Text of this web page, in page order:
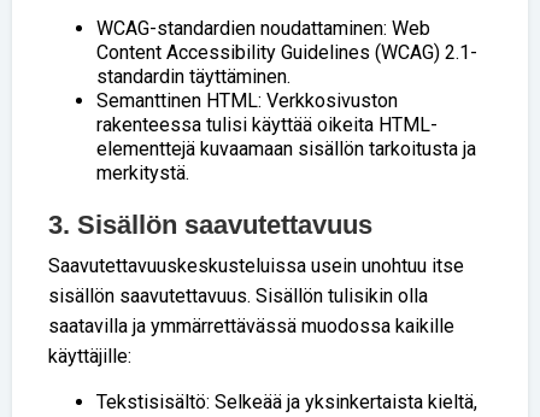
WCAG-standardien noudattaminen: Web
Content Accessibility Guidelines (WCAG) 2.1-
standardin täyttäminen.
Semanttinen HTML: Verkkosivuston
rakenteessa tulisi käyttää oikeita HTML-
elementtejä kuvaamaan sisällön tarkoitusta ja
merkitystä.
3. Sisällön saavutettavuus
Saavutettavuuskeskusteluissa usein unohtuu itse
sisällön saavutettavuus. Sisällön tulisikin olla
saatavilla ja ymmärrettävässä muodossa kaikille
käyttäjille:
Tekstisisältö: Selkeää ja yksinkertaista kieltä,